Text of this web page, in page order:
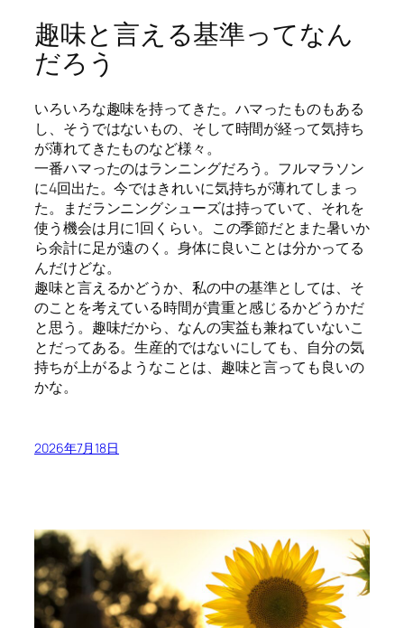
趣味と言える基準ってなん
だろう
いろいろな趣味を持ってきた。ハマったものもある
し、そうではないもの、そして時間が経って気持ち
が薄れてきたものなど様々。
一番ハマったのはランニングだろう。フルマラソン
に4回出た。今ではきれいに気持ちが薄れてしまっ
た。まだランニングシューズは持っていて、それを
使う機会は月に1回くらい。この季節だとまた暑いか
ら余計に足が遠のく。身体に良いことは分かってる
んだけどな。
趣味と言えるかどうか、私の中の基準としては、そ
のことを考えている時間が貴重と感じるかどうかだ
と思う。趣味だから、なんの実益も兼ねていないこ
とだってある。生産的ではないにしても、自分の気
持ちが上がるようなことは、趣味と言っても良いの
かな。
2026年7月18日